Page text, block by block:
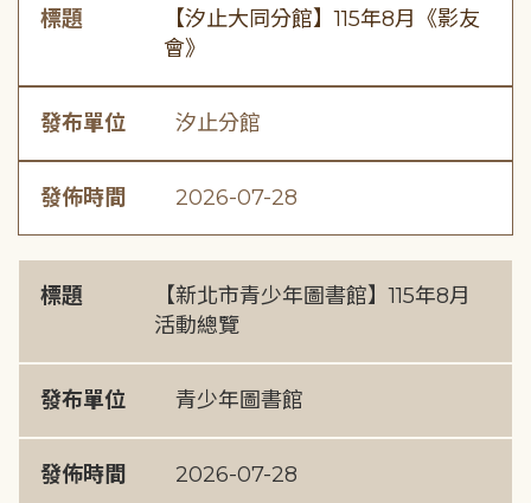
標題
【汐止大同分館】115年8月《影友
會》
發布單位 汐止分館
發佈時間 2026-07-28
標題
【新北市青少年圖書館】115年8月
活動總覽
發布單位 青少年圖書館
發佈時間 2026-07-28